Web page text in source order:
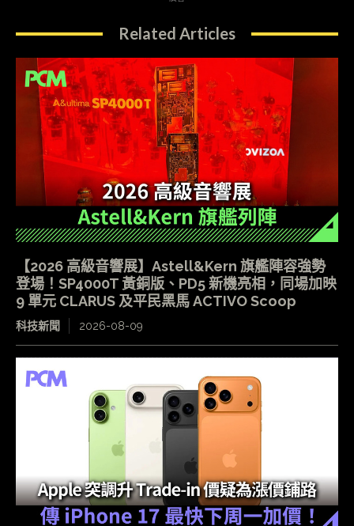
Related Articles
【2026 高級音響展】Astell&Kern 旗艦陣容強勢
登場！SP4000T 黃銅版、PD5 新機亮相，同場加映
9 單元 CLARUS 及平民黑馬 ACTIVO Scoop
科技新聞 2026-08-09